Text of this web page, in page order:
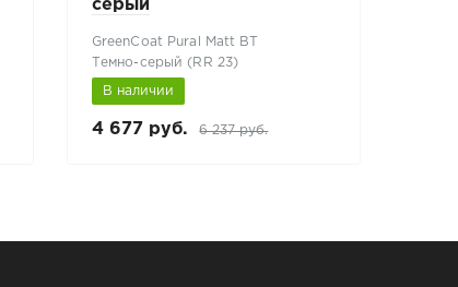
серый
GreenCoat Pural Matt BT
Темно-серый (RR 23)
В наличии
4 677 руб. 6 237 руб.